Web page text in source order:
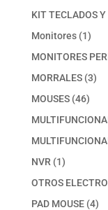
KIT TECLADOS Y
Monitores 11
MONITORES
MORRALES 33
MOUSES 4646
NVR 11
producto
OTROS
PAD MOUSE 44